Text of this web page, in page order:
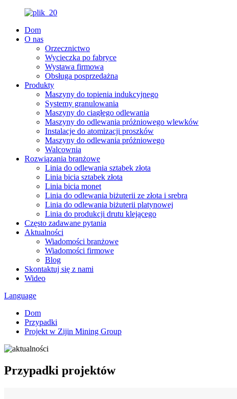
Dom
O nas
Orzecznictwo
Wycieczka po fabryce
Wystawa firmowa
Obsługa posprzedażna
Produkty
Maszyny do topienia indukcyjnego
Systemy granulowania
Maszyny do ciągłego odlewania
Maszyny do odlewania próżniowego wlewków
Instalacje do atomizacji proszków
Maszyny do odlewania próżniowego
Walcownia
Rozwiązania branżowe
Linia do odlewania sztabek złota
Linia bicia sztabek złota
Linia bicia monet
Linia do odlewania biżuterii ze złota i srebra
Linia do odlewania biżuterii platynowej
Linia do produkcji drutu klejącego
Często zadawane pytania
Aktualności
Wiadomości branżowe
Wiadomości firmowe
Blog
Skontaktuj się z nami
Wideo
Language
Dom
Przypadki
Projekt w Zijin Mining Group
Przypadki projektów